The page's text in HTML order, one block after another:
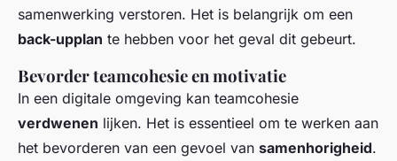
samenwerking verstoren. Het is belangrijk om een
back-upplan te hebben voor het geval dit gebeurt.
Bevorder teamcohesie en motivatie
In een digitale omgeving kan teamcohesie
verdwenen lijken. Het is essentieel om te werken aan
het bevorderen van een gevoel van samenhorigheid.